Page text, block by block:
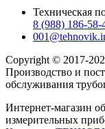
Техническая
8 (988) 186-58-
Copyright © 2017-
Производство и
обслуживания
Интернет-магазин
измерительных